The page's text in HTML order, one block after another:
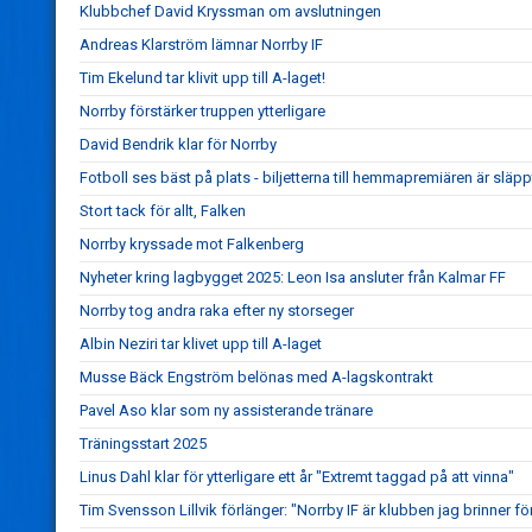
Klubbchef David Kryssman om avslutningen
Andreas Klarström lämnar Norrby IF
Tim Ekelund tar klivit upp till A-laget!
Norrby förstärker truppen ytterligare
David Bendrik klar för Norrby
Fotboll ses bäst på plats - biljetterna till hemmapremiären är
Stort tack för allt, Falken
Norrby kryssade mot Falkenberg
Nyheter kring lagbygget 2025: Leon Isa ansluter från Kalmar FF
Norrby tog andra raka efter ny storseger
Albin Neziri tar klivet upp till A-laget
Musse Bäck Engström belönas med A-lagskontrakt
Pavel Aso klar som ny assisterande tränare
Träningsstart 2025
Linus Dahl klar för ytterligare ett år "Extremt taggad på att vinna"
Tim Svensson Lillvik förlänger: "Norrby IF är klubben jag brinner